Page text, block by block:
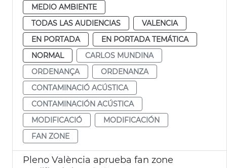
MEDIO AMBIENTE
TODAS LAS AUDIENCIAS
VALENCIA
EN PORTADA
EN PORTADA TEMÁTICA
NORMAL
CARLOS MUNDINA
ORDENANÇA
ORDENANZA
CONTAMINACIÓ ACÚSTICA
CONTAMINACIÓN ACÚSTICA
MODIFICACIÓ
MODIFICACIÓN
FAN ZONE
Pleno València aprueba fan zone